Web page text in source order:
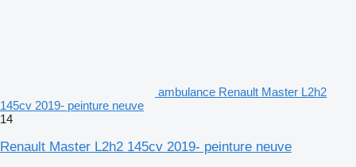
ambulance Renault Master L2h2
145cv 2019- peinture neuve
14
Renault Master L2h2 145cv 2019- peinture neuve